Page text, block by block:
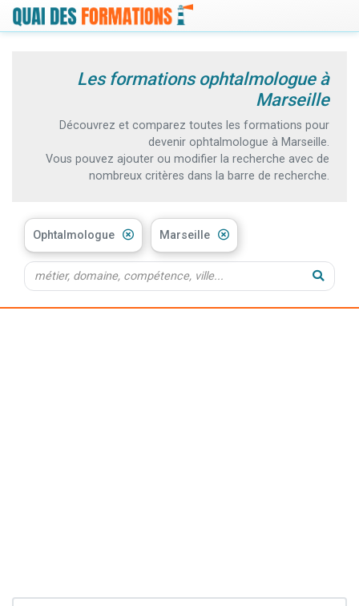
Les formations ophtalmologue à
Marseille
Découvrez et comparez toutes les formations pour
devenir ophtalmologue à Marseille.
Vous pouvez ajouter ou modifier la recherche avec de
nombreux critères dans la barre de recherche.
Ophtalmologue Marseille